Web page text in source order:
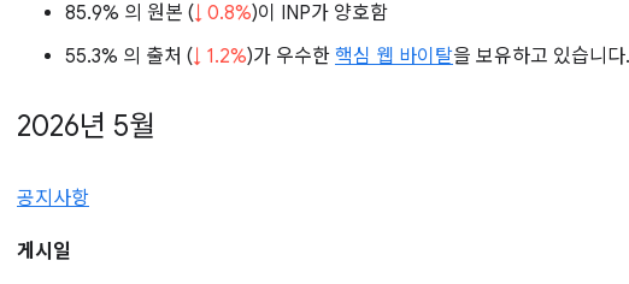
85.9% 의 원본 (↓ 0.8%)이 INP가 양호함
55.3% 의 출처 (↓ 1.2%)가 우수한 핵심 웹 바이탈을 보유하고 있습니다.
2026년 5월
공지사항
게시일